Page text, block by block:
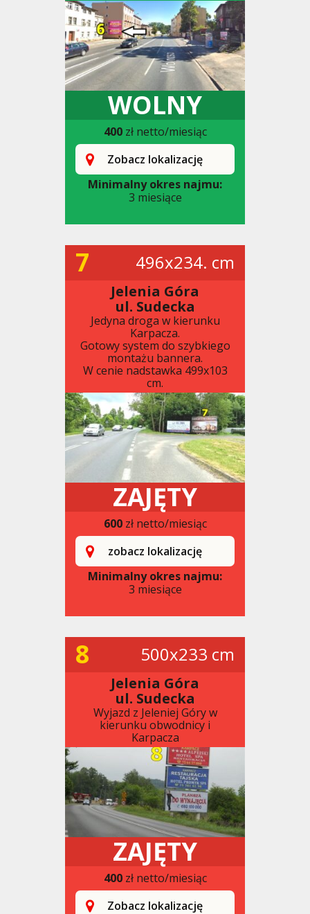
WOLNY
400zł netto/miesiąc
Zobacz lokalizację
Minimalny okres najmu:
3 miesiące
7 496x234. cm
Jelenia Góra
ul. Sudecka
Jedyna droga w kierunku
Karpacza.
Gotowy system do szybkiego
montażu bannera.
W cenie nadstawka 499x103
cm.
ZAJĘTY
600zł netto/miesiąc
zobacz lokalizację
Minimalny okres najmu:
3 miesiące
8 500x233 cm
Jelenia Góra
ul. Sudecka
Wyjazd z Jeleniej Góry w
kierunku obwodnicy i
Karpacza
ZAJĘTY
400zł netto/miesiąc
Zobacz lokalizację